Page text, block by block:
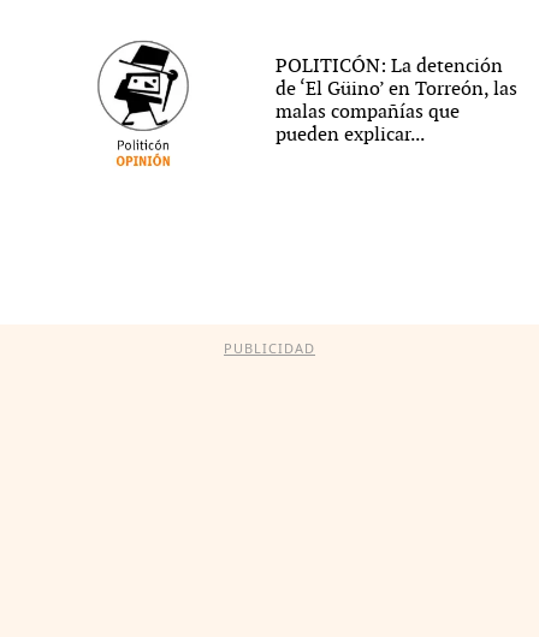
POLITICÓN: La detención
de ‘El Güino’ en Torreón, las
malas compañías que
pueden explicar...
PUBLICIDAD